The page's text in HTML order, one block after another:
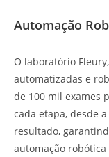
Automação
O laboratório
automatizadas e
de 100 mil exames
cada etapa, desde
resultado,
automação